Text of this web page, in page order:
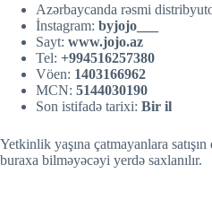
Azərbaycanda rəsmi
İnstagram: byjojo___
Sayt: www.jojo.az
Tel: +994516257380
Vöen: 1403166962
MCN: 5144030190
Son istifadə tarixi: Bir il
Yetkinlik yaşına çatmayanlara
buraxa bilməyəcəyi yerdə saxlanılır.